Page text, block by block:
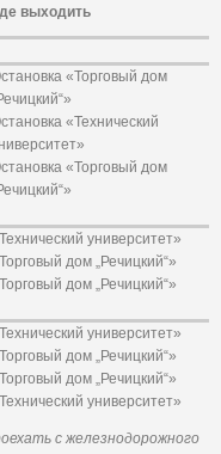
выходить
«Торговый дом
«Технический
«Торговый дом
университет»
дом „Речицкий“»
дом „Речицкий“»
университет»
дом „Речицкий“»
дом „Речицкий“»
университет»
с железнодорожного